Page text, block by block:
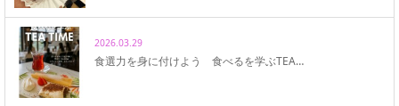
2026.03.29
食選力を身に付けよう 食べるを学ぶTEA…